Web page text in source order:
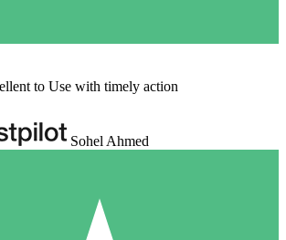
to Use with timely action
Sohel Ahmed